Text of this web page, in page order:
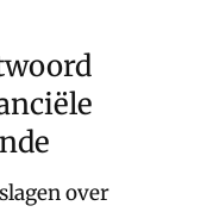
over